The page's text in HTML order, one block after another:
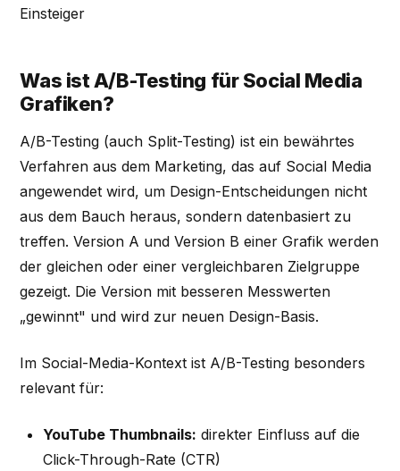
Einsteiger
Was ist A/B-Testing für Social Media
Grafiken?
A/B-Testing (auch Split-Testing) ist ein bewährtes
Verfahren aus dem Marketing, das auf Social Media
angewendet wird, um Design-Entscheidungen nicht
aus dem Bauch heraus, sondern datenbasiert zu
treffen. Version A und Version B einer Grafik werden
der gleichen oder einer vergleichbaren Zielgruppe
gezeigt. Die Version mit besseren Messwerten
„gewinnt" und wird zur neuen Design-Basis.
Im Social-Media-Kontext ist A/B-Testing besonders
relevant für:
YouTube Thumbnails: direkter Einfluss auf die
Click-Through-Rate (CTR)